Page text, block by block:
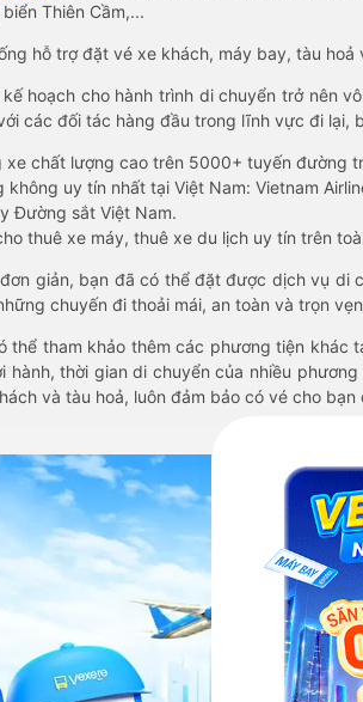
Thiên Cầm,...
hỗ trợ đặt vé xe khách, máy bay, tàu
hoạch cho hành trình di chuyển trở nên
các đối tác hàng đầu trong lĩnh vực đi lại,
xe chất lượng cao trên 5000+ tuyến đường
không uy tín nhất tại Việt Nam: Vietnam
Đường sắt Việt Nam.
thuê xe máy, thuê xe du lịch uy tín trên
giản, bạn đã có thể đặt được dịch vụ di
chuyến đi thoải mái, an toàn và trọn
thể tham khảo thêm các phương tiện khác
hành, thời gian di chuyển của nhiều
và tàu hoả, luôn đảm bảo có vé cho bạn